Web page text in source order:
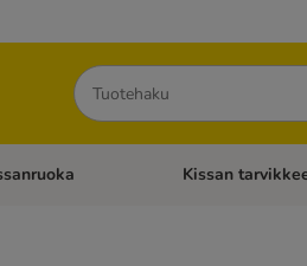
Hae
kategoriavalikko: Koiran tarvikkeet
Avaa
Kissan